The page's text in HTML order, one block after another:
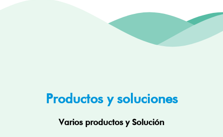
Productos y soluciones
Varios productos y Solución